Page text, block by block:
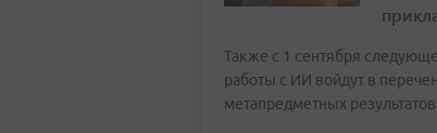
Также с 1 сентября
работы с ИИ войдут в
метапредметных результатов